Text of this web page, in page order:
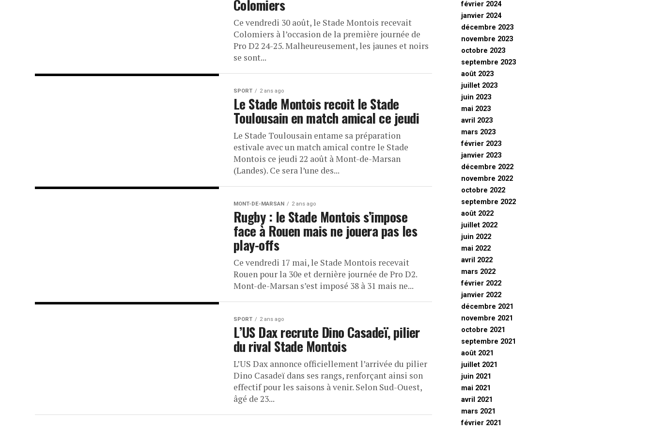
Colomiers
Ce vendredi 30 août, le Stade Montois recevait
Colomiers à l’occasion de la première journée de
Pro D2 24-25. Malheureusement, les jaunes et noirs
se sont...
SPORT 2 ans ago
Le Stade Montois recoit le Stade
Toulousain en match amical ce jeudi
Le Stade Toulousain entame sa préparation
estivale avec un match amical contre le Stade
Montois ce jeudi 22 août à Mont-de-Marsan
(Landes). Ce sera l’une des...
MONT-DE-MARSAN 2 ans ago
Rugby : le Stade Montois s’impose
face à Rouen mais ne jouera pas les
play-offs
Ce vendredi 17 mai, le Stade Montois recevait
Rouen pour la 30e et dernière journée de Pro D2.
Mont-de-Marsan s’est imposé 38 à 31 mais ne...
SPORT 2 ans ago
L’US Dax recrute Dino Casadeï, pilier
du rival Stade Montois
L’US Dax annonce officiellement l’arrivée du pilier
Dino Casadeï dans ses rangs, renforçant ainsi son
effectif pour les saisons à venir. Selon Sud-Ouest,
âgé de 23...
février 2024
janvier 2024
décembre 2023
novembre 2023
octobre 2023
septembre 2023
août 2023
juillet 2023
juin 2023
mai 2023
avril 2023
mars 2023
février 2023
janvier 2023
décembre 2022
novembre 2022
octobre 2022
septembre 2022
août 2022
juillet 2022
juin 2022
mai 2022
avril 2022
mars 2022
février 2022
janvier 2022
décembre 2021
novembre 2021
octobre 2021
septembre 2021
août 2021
juillet 2021
juin 2021
mai 2021
avril 2021
mars 2021
février 2021